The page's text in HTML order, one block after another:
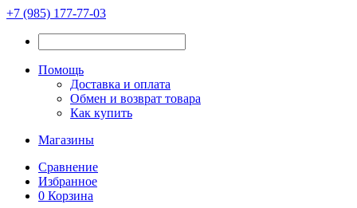
+7 (985) 177-77-03
Помощь
Доставка и оплата
Обмен и возврат товара
Как купить
Магазины
Сравнение
Избранное
0 Корзина